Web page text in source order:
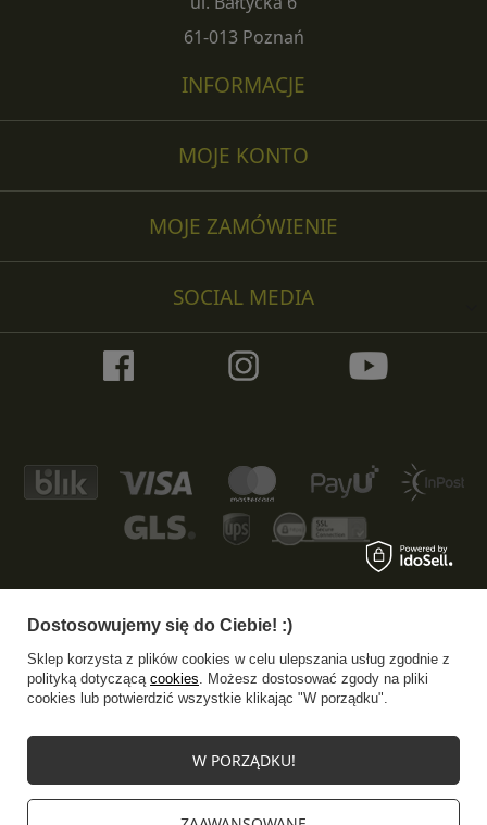
MOJE ZAMÓWIENIE
MOJE KONTO
61-013 Poznań
INFORMACJE
SOCIAL MEDIA
+48 533 372 997 info@specshop.pl
SpecShop.pl,Bałtycka 6, 61-013Poznań
Stawki VAT dla konsumentów z kraju:
Dostosowujemy się do Ciebie! :)
Sklep korzysta z plików cookies w celu ulepszania usług zgodnie z
polityką dotyczącą cookies. Możesz dostosować zgody na pliki
cookies lub potwierdzić wszystkie klikając "W porządku".
W PORZĄDKU!